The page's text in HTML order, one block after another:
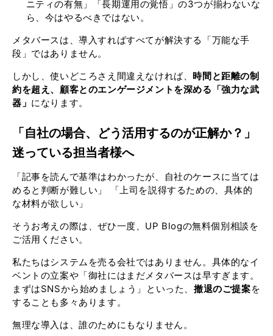
ニティの有無」「長期運用の覚悟」の3つが揃わないな
ら、今はやるべきではない。
メタバースは、導入すればすべてが解決する「万能な手
段」ではありません。
しかし、使いどころさえ間違えなければ、 時間と距離の制
約を超え、顧客とのエンゲージメントを深める「強力な武
器」 になります。
「自社の場合、どう活用するのが正解か？」
迷っている担当者様へ
「記事を読んで基準はわかったが、自社のケースに当ては
めると判断が難しい」 「上司を説得するための、具体的
な材料が欲しい」
そうお考えの際は、ぜひ一度、UP Blogの無料個別相談を
ご活用ください。
私たちはシステムを売る会社ではありません。具体的なイ
ベントの立案や「御社にはまだメタバースは早すぎます。
まずはSNSから始めましょう」といった、 撤退のご提案を
することも多々あります。
無理な導入は、誰のためにもなりません。